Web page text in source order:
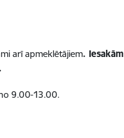
arī apmeklētājiem. Iesakām
9.00-13.00.